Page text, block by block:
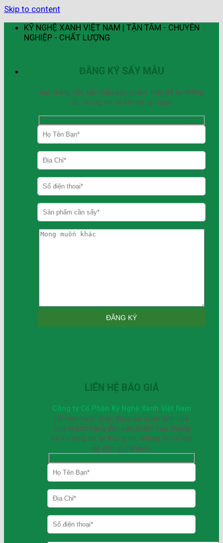
Skip to content
KỸ NGHỆ XANH VIỆT NAM | TẬN TÂM - CHUYÊN
NGHIỆP - CHẤT LƯỢNG
ĐĂNG KÝ SẤY MẪU
Bạn đang cần sấy mẫu sản phẩm. Hãy để lại thông
tin, chúng tôi sẽ liên hệ lại ngay.
LIÊN HỆ BÁO GIÁ
Công ty Cổ Phần Kỹ Nghệ Xanh Việt Nam
rất hân hạnh nhận được sự quan tâm của
Quý khách hàng đến sản phẩm của chúng
tôi.Vui lòng để lại thông tin, chúng tôi sẽ liên
hệ đến quý khách.